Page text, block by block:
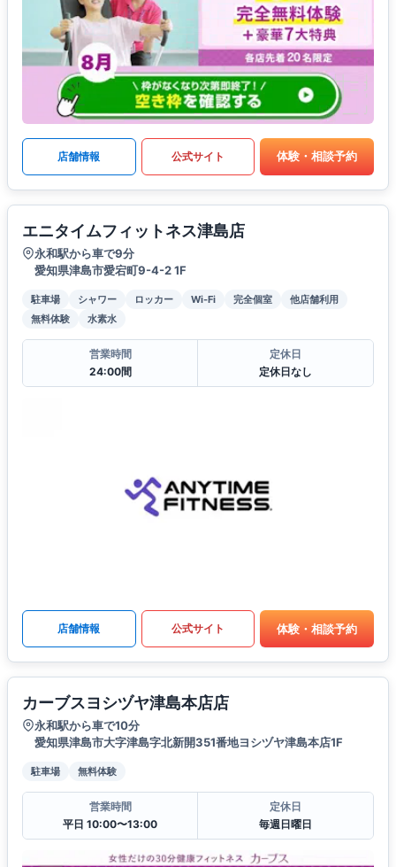
店舗情報 公式サイト 体験・相談予約
エニタイムフィットネス津島店
永和駅から車で9分
愛知県津島市愛宕町9-4-2 1F
駐車場 シャワー ロッカー Wi-Fi 完全個室
他店舗利用
無料体験
水素水
営業時間
24:00間
定休日
定休日なし
店舗情報 公式サイト 体験・相談予約
カーブスヨシヅヤ津島本店店
永和駅から車で10分
愛知県津島市大字津島字北新開351番地ヨシヅヤ津島本店1F
駐車場 無料体験
営業時間
平日 10:00〜13:00
定休日
毎週日曜日